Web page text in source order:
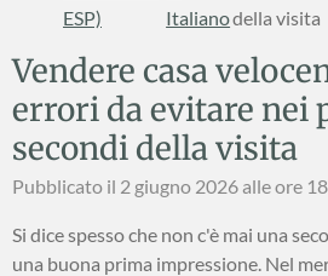
ESP)
Italianodella visita
Vendere casa
errori da evitare nei
secondi della visita
Pubblicato il 2 giugno 2026 alle ore
Si dice spesso che non c'è mai una
una buona prima impressione. Nel